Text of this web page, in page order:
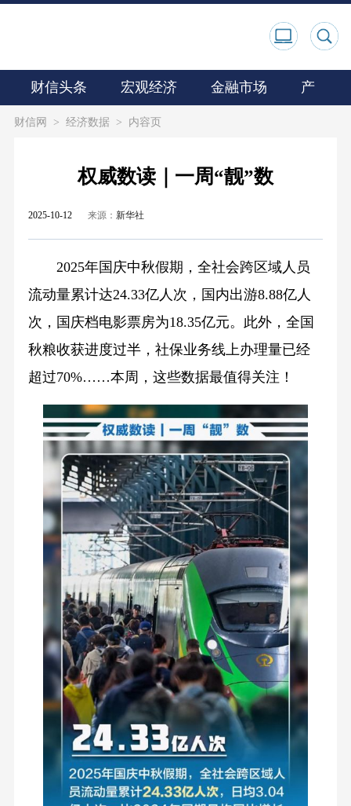
财信头条 宏观经济 金融市场 产业观
财信网 > 经济数据> 内容页
权威数读｜一周“靓”数
2025-10-12 来源： 新华社
2025年国庆中秋假期，全社会跨区域人员
流动量累计达24.33亿人次，国内出游8.88亿人
次，国庆档电影票房为18.35亿元。此外，全国
秋粮收获进度过半，社保业务线上办理量已经
超过70%……本周，这些数据最值得关注！